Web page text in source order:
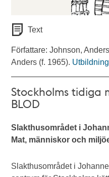
Text
Författare: Johnson,
Anders (f. 1965).
Stockholms tidiga
BLOD
Slakthusområdet i
Mat, människor och
Slakthusområdet i